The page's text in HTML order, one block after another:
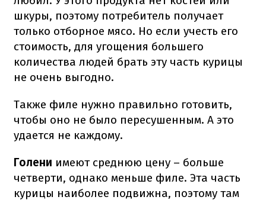
шкуры, поэтому потребитель получает
только отборное мясо. Но если учесть его
стоимость, для угощения большего
количества людей брать эту часть курицы
не очень выгодно.
Также филе нужно правильно готовить,
чтобы оно не было пересушенным. А это
удается не каждому.
Голени имеют среднюю цену – больше
четверти, однако меньше филе. Эта часть
курицы наиболее подвижна, поэтому там